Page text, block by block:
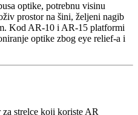
optike, potrebnu visinu
prostor na šini, željeni nagib
Kod AR-10 i AR-15 platformi
optike zbog eye relief-a i
strelce koji koriste AR